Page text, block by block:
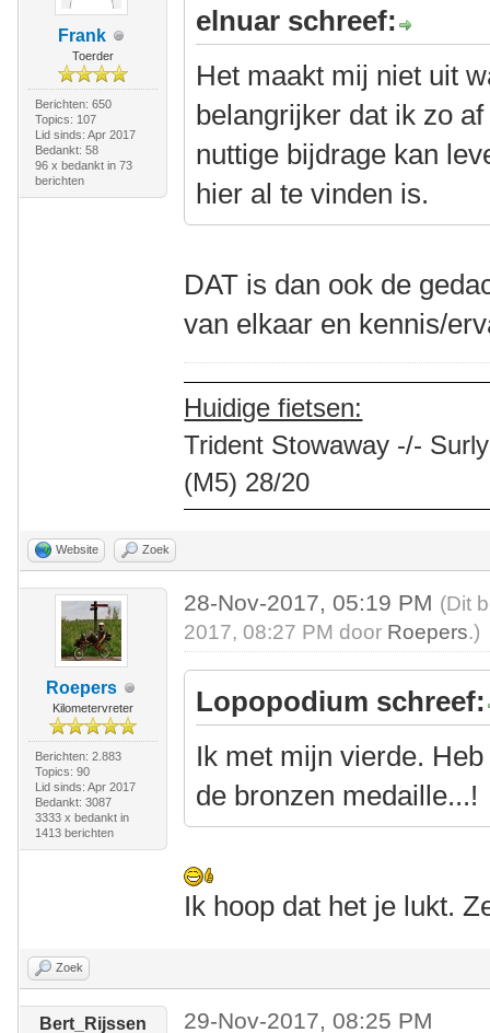
Frank
Toerder
Berichten: 650
Topics: 107
Lid sinds: Apr 2017
Bedankt: 58
96 x bedankt in 73
berichten
elnuar schreef:
Het maakt mij niet uit
belangrijker dat ik zo
nuttige bijdrage kan
hier al te vinden is.
DAT is dan ook de
van elkaar en kennis/
Huidige fietsen:
Trident Stowaway -/-
(M5) 28/20
Website Zoek
Roepers
Kilometervreter
Berichten: 2.883
Topics: 90
Lid sinds: Apr 2017
Bedankt: 3087
3333 x bedankt in
1413 berichten
28-Nov-2017, 05:19 PM (Dit
2017, 08:27 PM door Roepers.)
Lopopodium schreef:
Ik met mijn vierde.
de bronzen medaille...!
Ik hoop dat het je lukt.
Zoek
Bert_Rijssen 29-Nov-2017, 08:25 PM